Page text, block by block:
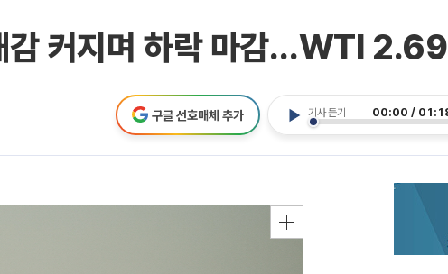
감 커지며 하락 마감…WTI
기사 듣기 00:00 /
구글 선호매체 추가